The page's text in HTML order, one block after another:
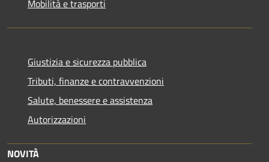
Mobilità e trasporti
Giustizia e sicurezza pubblica
Tributi, finanze e contravvenzioni
Salute, benessere e assistenza
Autorizzazioni
NOVITÀ